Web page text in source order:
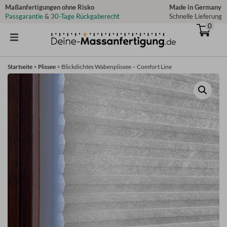
Zum
Inhalt
Maßanfertigungen ohne Risko
Passgarantie& 30-Tage Rückgaberecht
Made in Germany
Schnelle Lieferung
0
Startseite > Plissee > Blickdichtes Wabenplissee – Comfort Line